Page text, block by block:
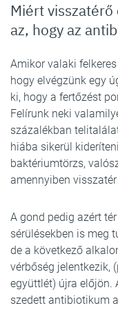
Miért visszatérő
az, hogy az
Amikor valaki
hogy elvégzünk egy
ki, hogy a fertőzést
Felírunk neki
százalékban
hiába sikerül
baktériumtörzs,
amennyiben
A gond pedig azért
sérülésekben is meg
de a következő
vérbőség jelentkezik,
együttlét) újra előjön.
szedett antibiotikum